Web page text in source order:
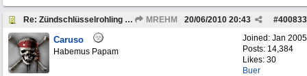
Re: Zündschlüsselrohling Range Rover Classic BJ 1972 MREHM #400833
20/06/2010 20:43
Joined: Jan 2005
Posts: 14,384
Likes: 30
Buer
Caruso
Habemus Papam